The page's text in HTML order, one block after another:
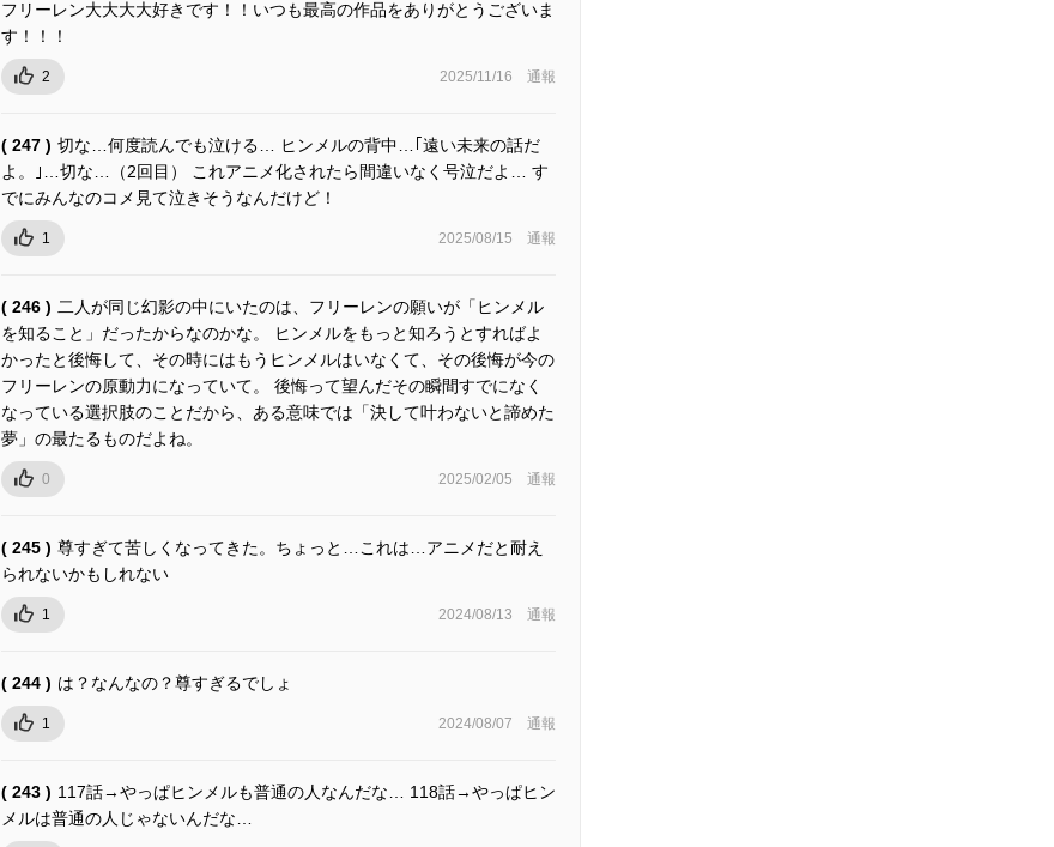
フリーレン大大大大好きです！！いつも最高の作品をありがとうございま
す！！！
2 2025/11/16 通報
( 247 ) 切な…何度読んでも泣ける… ヒンメルの背中…｢遠い未来の話だ
よ。｣…切な…（2回目） これアニメ化されたら間違いなく号泣だよ… す
でにみんなのコメ見て泣きそうなんだけど！
1 2025/08/15 通報
( 246 ) 二人が同じ幻影の中にいたのは、フリーレンの願いが「ヒンメル
を知ること」だったからなのかな。 ヒンメルをもっと知ろうとすればよ
かったと後悔して、その時にはもうヒンメルはいなくて、その後悔が今の
フリーレンの原動力になっていて。 後悔って望んだその瞬間すでになく
なっている選択肢のことだから、ある意味では「決して叶わないと諦めた
夢」の最たるものだよね。
0 2025/02/05 通報
( 245 ) 尊すぎて苦しくなってきた。ちょっと…これは…アニメだと耐え
られないかもしれない
1 2024/08/13 通報
( 244 ) は？なんなの？尊すぎるでしょ
1 2024/08/07 通報
( 243 ) 117話→やっぱヒンメルも普通の人なんだな… 118話→やっぱヒン
メルは普通の人じゃないんだな…